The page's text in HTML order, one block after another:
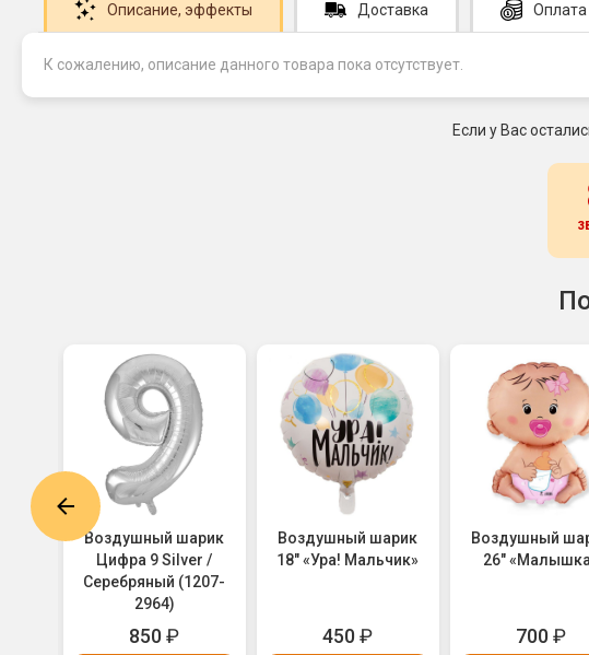
Описание, эффекты Доставка Оплата
К сожалению, описание данного товара пока отсутствует.
Если у Вас
Воздушный шарик
Цифра 9 Silver /
Серебряный (1207-
2964)
850₽
Воздушный шарик
18" «Ура! Мальчик»
450₽
Воздушный
26"
700₽